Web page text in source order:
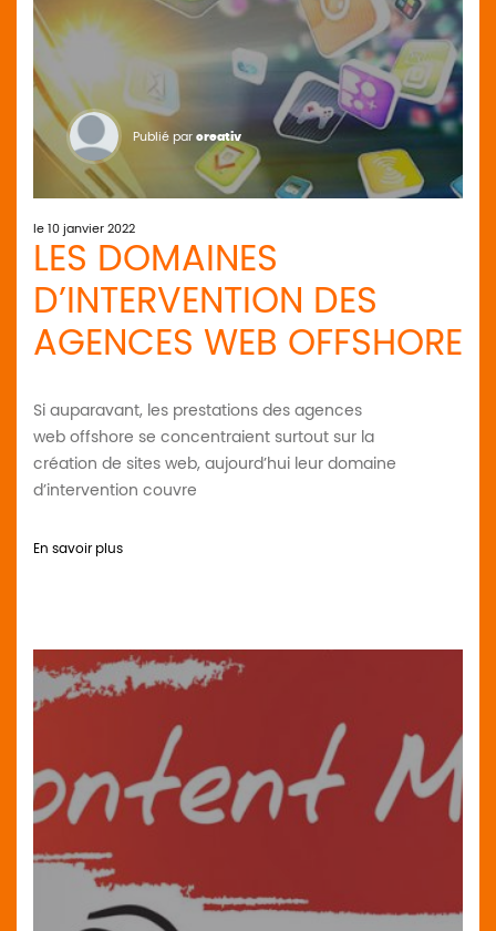
Publié par creativ
le 10 janvier 2022
LES DOMAINES
D’INTERVENTION DES
AGENCES WEB OFFSHORE
Si auparavant, les prestations des agences
web offshore se concentraient surtout sur la
création de sites web, aujourd’hui leur domaine
d’intervention couvre
En savoir plus